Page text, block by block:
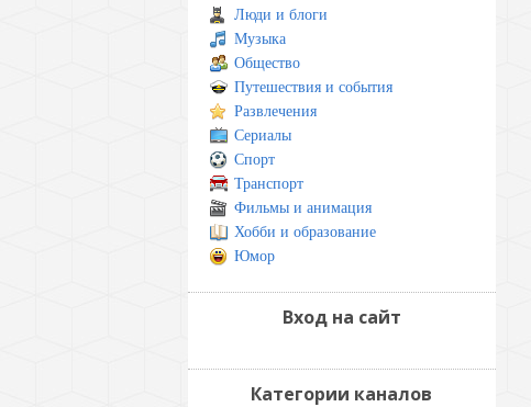
Люди и блоги
Музыка
Общество
Путешествия и события
Развлечения
Сериалы
Спорт
Транспорт
Фильмы и анимация
Хобби и образование
Юмор
Вход на сайт
Категории каналов